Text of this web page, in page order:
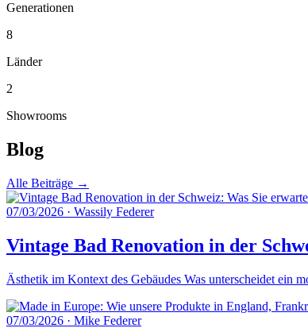
Generationen
8
Länder
2
Showrooms
Blog
Alle Beiträge →
07/03/2026 · Wassily Federer
Vintage Bad Renovation in der
Ästhetik im Kontext des Gebäudes Was unterscheidet ein
07/03/2026 · Mike Federer